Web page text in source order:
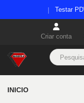
Testar
Criar conta
INICIO